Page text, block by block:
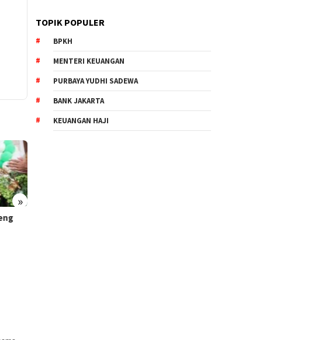
»
Jakarta”,
Persija
Keuangan
TOPIK POPULER
BPKH
MENTERI KEUANGAN
PURBAYA YUDHI SADEWA
BANK JAKARTA
KEUANGAN HAJI